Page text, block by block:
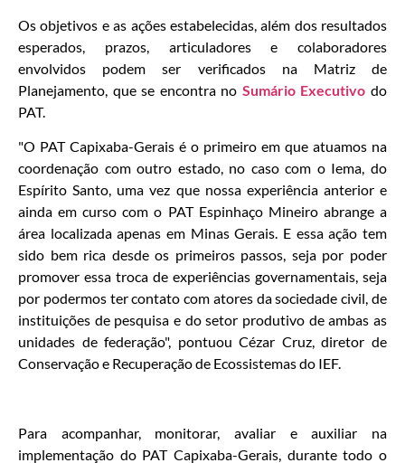
Os objetivos e as ações estabelecidas, além dos resultados
esperados, prazos, articuladores e colaboradores
envolvidos podem ser verificados na Matriz de
Planejamento, que se encontra no Sumário Executivo do
PAT.
"O PAT Capixaba-Gerais é o primeiro em que atuamos na
coordenação com outro estado, no caso com o Iema, do
Espírito Santo, uma vez que nossa experiência anterior e
ainda em curso com o PAT Espinhaço Mineiro abrange a
área localizada apenas em Minas Gerais. E essa ação tem
sido bem rica desde os primeiros passos, seja por poder
promover essa troca de experiências governamentais, seja
por podermos ter contato com atores da sociedade civil, de
instituições de pesquisa e do setor produtivo de ambas as
unidades de federação", pontuou Cézar Cruz, diretor de
Conservação e Recuperação de Ecossistemas do IEF.
Para acompanhar, monitorar, avaliar e auxiliar na
implementação do PAT Capixaba-Gerais, durante todo o